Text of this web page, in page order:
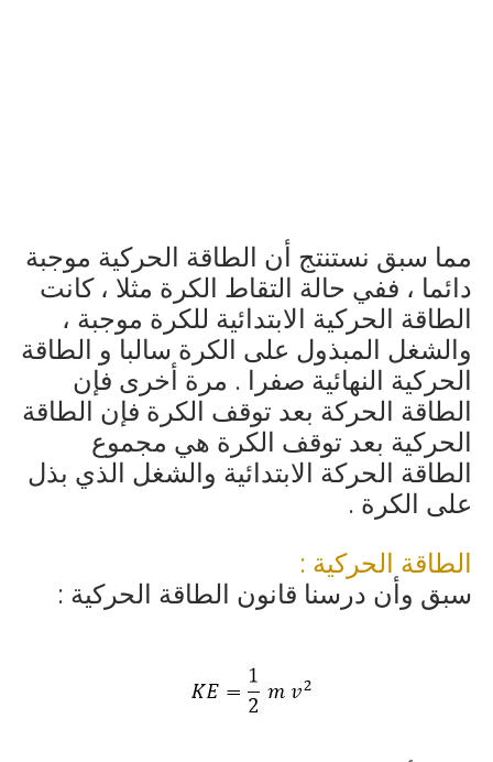
مما سبق نستنتج أن الطاقة الحركية موجبة
دائما ، ففي حالة التقاط الكرة مثلا ، كانت
الطاقة الحركية الابتدائية للكرة موجبة ،
والشغل المبذول على الكرة سالبا و الطاقة
الحركية النهائية صفرا . مرة أخرى فإن
الطاقة الحركة بعد توقف الكرة فإن الطاقة
الحركية بعد توقف الكرة هي مجموع
الطاقة الحركة الابتدائية والشغل الذي بذل
على الكرة .
الطاقة الحركية :
سبق وأن درسنا قانون الطاقة الحركية :